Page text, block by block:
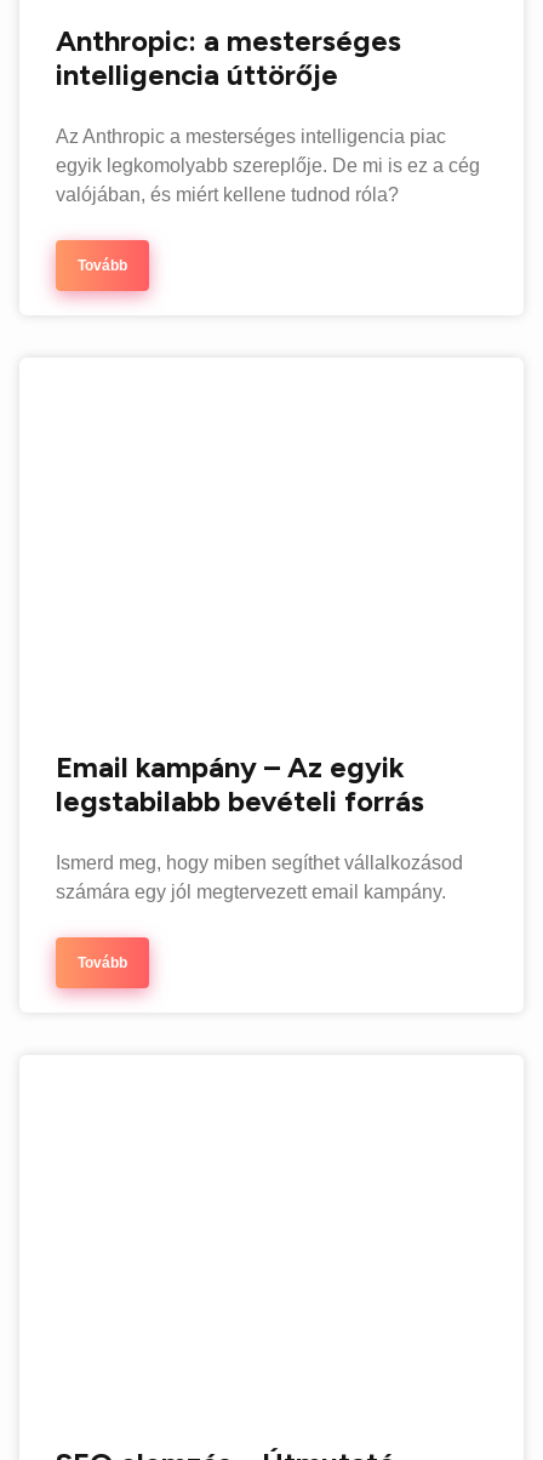
Anthropic: a mesterséges
intelligencia úttörője
Az Anthropic a mesterséges intelligencia piac
egyik legkomolyabb szereplője. De mi is ez a cég
valójában, és miért kellene tudnod róla?
Tovább
Email kampány – Az egyik
legstabilabb bevételi forrás
Ismerd meg, hogy miben segíthet vállalkozásod
számára egy jól megtervezett email kampány.
Tovább